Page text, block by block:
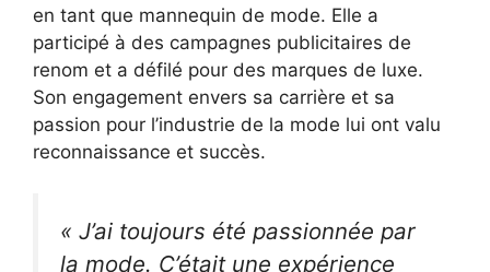
en tant que mannequin de mode. Elle a
participé à des campagnes publicitaires de
renom et a défilé pour des marques de luxe.
Son engagement envers sa carrière et sa
passion pour l’industrie de la mode lui ont valu
reconnaissance et succès.
« J’ai toujours été passionnée par
la mode. C’était une expérience